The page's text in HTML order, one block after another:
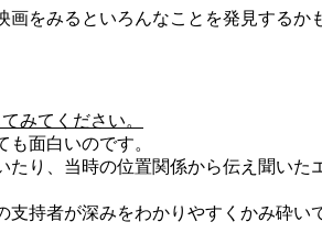
をみるといろんなことを発見するか
みてください。
面白いのです。
り、当時の位置関係から伝え聞い
持者が深みをわかりやすくかみ砕